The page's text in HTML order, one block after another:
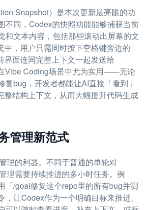
Snapshot）是本次更新最亮眼的功
不同，Codex的快照功能能够捕获当前
和文本内容，包括那些滚动出屏幕的文
中，用户只需同时按下空格键旁边的
界面连同完整上下文一起发送给
Vibe Coding场景中尤为实用——无论
复bug，开发者都能让AI直接「看到」
整结构上下文，从而大幅提升代码生成
管理新范式
理的利器。不同于普通的单轮对
理需要持续推进的多小时任务。例
「/goal修复这个repo里的所有bug并测
，让Codex作为一个明确目标来推进。